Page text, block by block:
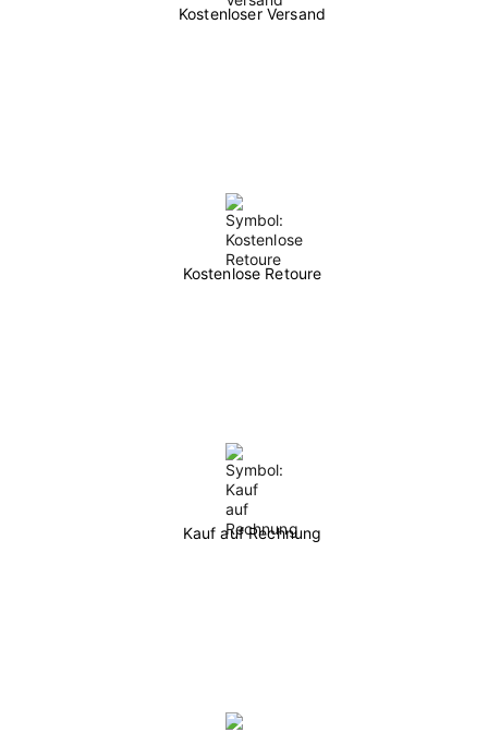
Kostenloser Versand
Kostenlose Retoure
Kauf auf Rechnung